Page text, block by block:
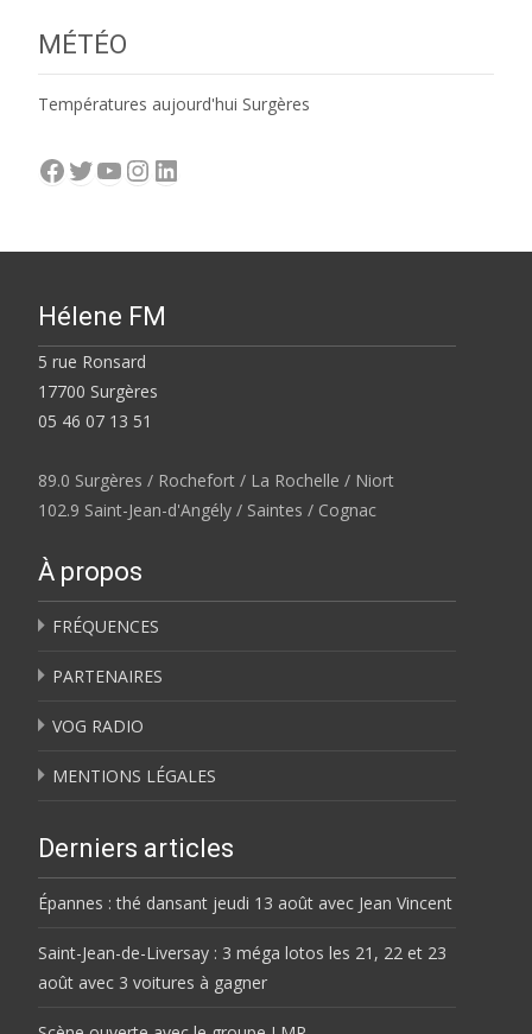
MÉTÉO
Températures aujourd'hui Surgères
Facebook
Twitter
YouTube
Instagram
LinkedIn
Hélene FM
5 rue Ronsard
17700 Surgères
05 46 07 13 51
89.0 Surgères / Rochefort / La Rochelle / Niort
102.9 Saint-Jean-d'Angély / Saintes / Cognac
À propos
FRÉQUENCES
PARTENAIRES
VOG RADIO
MENTIONS LÉGALES
Derniers articles
Épannes : thé dansant jeudi 13 août avec Jean Vincent
Saint-Jean-de-Liversay : 3 méga lotos les 21, 22 et 23
août avec 3 voitures à gagner